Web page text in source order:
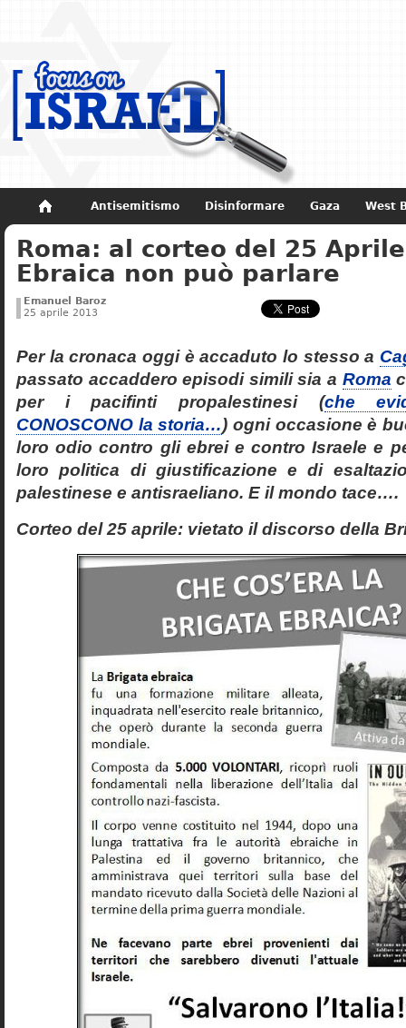
Antisemitismo Disinformare Gaza West
Non dimenticare Storia di Israele
Roma: al corteo del 25
Ebraica non può parlare
Emanuel Baroz
25 aprile 2013
Per la cronaca oggi è accaduto lo stesso a
passato accaddero episodi simili sia a Roma
per i pacifinti propalestinesi (che
CONOSCONO la storia…) ogni occasione è
loro odio contro gli ebrei e contro Israele e
loro politica di giustificazione e di
palestinese e antisraeliano. E il mondo tace….
Corteo del 25 aprile: vietato il discorso della